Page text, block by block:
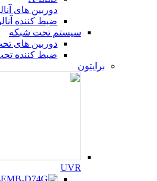
دوربین های
ضبط کننده
سیستم تحت شبکه
دوربین های
ضبط کننده
برایتون
UVR